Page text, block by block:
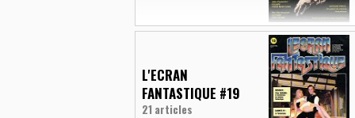
L'ECRAN
FANTASTIQUE #19
21 articles